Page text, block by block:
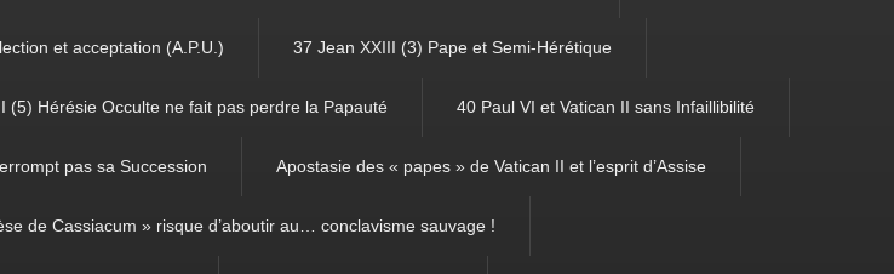
et acceptation (A.P.U.) 37 Jean XXIII (3) Pape et Semi-Hérétique
(5) Hérésie Occulte ne fait pas perdre la Papauté 40 Paul VI et Vatican II sans Infaillibilité
pas sa Succession Apostasie des « papes » de Vatican II et l’esprit d’Assise
de Cassiacum » risque d’aboutir au… conclavisme sauvage !